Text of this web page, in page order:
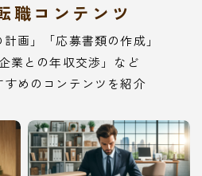
職コンテンツ
計画」「応募書類の作成」
業との年収交渉」など
めのコンテンツを紹介